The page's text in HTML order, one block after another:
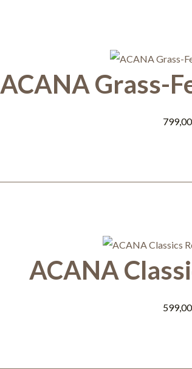
ACANA Grass-
799,00
ACANA
599,00